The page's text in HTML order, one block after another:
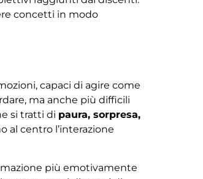
concetti in modo
capaci di agire come
ma anche più difficili
si tratti di paura, sorpresa,
al centro l’interazione
più emotivamente